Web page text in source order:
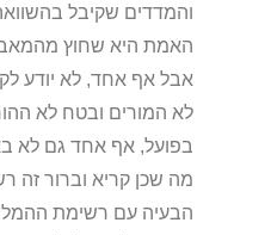
והמדדים שקיבל
האמת היא שחוץ
אבל אף אחד, לא יודע
לא המורים ובטח לא
בפועל, אף אחד גם לא
מה שכן קריא וברור זה
הבעיה עם רשימת